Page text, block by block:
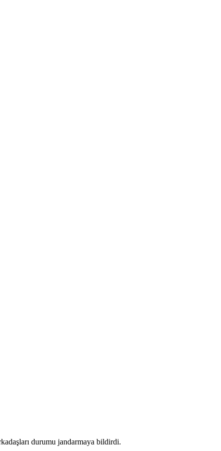
durumu jandarmaya bildirdi.